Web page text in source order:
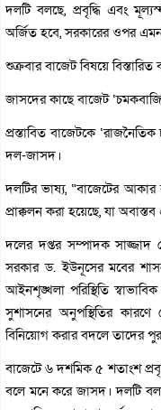
দলটি বলছে, প্রবৃদ্ধি এবং
অর্জিত হবে, সরকারের ওপর এমন
শুক্রবার বাজেট বিষয়ে বিস্তারিত
জাসদের কাছে বাজেট
প্রস্তাবিত বাজেটকে
দল-জাসদ।
দলটির ভাষ্য, “বাজেটের
প্রাক্কলন করা হয়েছে, যা
দলের দপ্তর সম্পাদক সাজ্জাদ
সরকার ড. ইউনূসের মবের
আইনশৃঙ্খলা পরিস্থিতি
সুশাসনের অনুপস্থিতির
বিনিয়োগ করার বদলে তাদের
বাজেটে ৬ দশমিক ৫ শতাংশ
বলে মনে করে জাসদ। দলটি